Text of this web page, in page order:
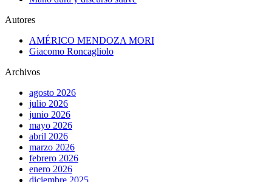
Autores
AMÉRICO MENDOZA MORI
Giacomo Roncagliolo
Archivos
agosto 2026
julio 2026
junio 2026
mayo 2026
abril 2026
marzo 2026
febrero 2026
enero 2026
diciembre 2025